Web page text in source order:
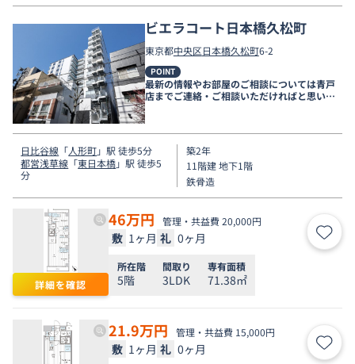
ビエラコート日本橋久松町
東京都中央区日本橋久松町6-2
POINT
最新の情報やお部屋のご相談については青戸
店までご連絡・ご相談いただければと思いま
す。
日比谷線 「人形町」駅 徒歩5分
都営浅草線 「東日本橋」駅 徒歩5
分
築2年
11階建 地下1階
鉄骨造
詳細を確認
46万円 管理・共益費 20,000円
敷 1ヶ月 礼 0ヶ月 お気
所在階
5階
間取り
3LDK
専有面積
71.38㎡
21.9万円 管理・共益費 15,000円
敷 1ヶ月 礼 0ヶ月 お気